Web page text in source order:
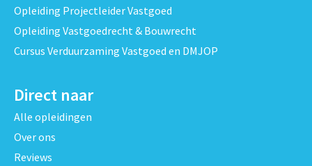
Opleiding Projectleider Vastgoed
Opleiding Vastgoedrecht & Bouwrecht
Cursus Verduurzaming Vastgoed en DMJOP
Direct naar
Alle opleidingen
Over ons
Reviews